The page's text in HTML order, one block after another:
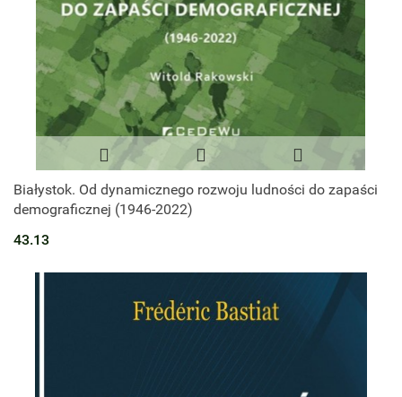
Białystok. Od dynamicznego rozwoju ludności do zapaści
demograficznej (1946-2022)
43.13